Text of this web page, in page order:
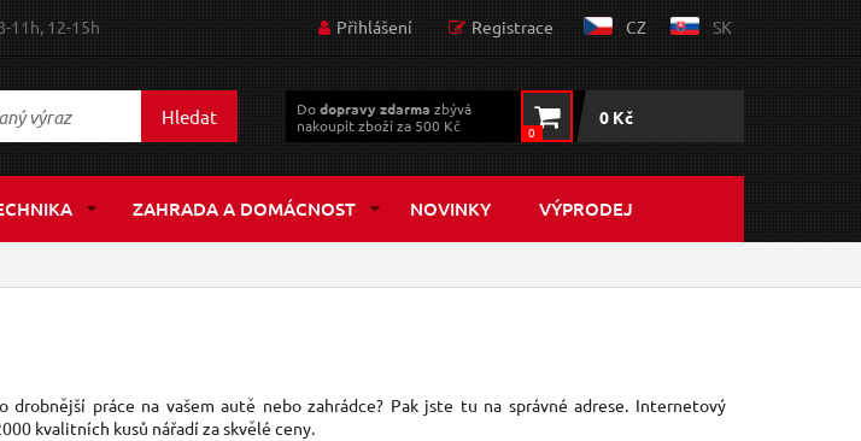
11h, 12-15h Přihlášení Registrace CZ SK
Hledat Dodopravy zdarma zbývá
nakoupit zboží za 500 Kč
0
0 Kč
ZAHRADA A DOMÁCNOST NOVINKY VÝPRODEJ
drobnější práce na vašem autě nebo zahrádce? Pak jste tu na správné adrese. Internetový
kvalitních kusů nářadí za skvělé ceny.